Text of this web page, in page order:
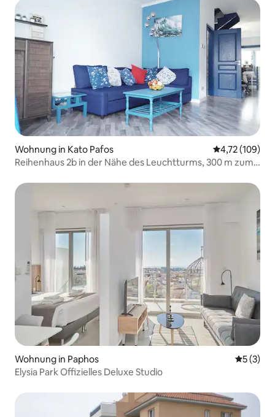
Wohnung in Kato Pafos
4,72 (109)
Reihenhaus 2b in der Nähe des Leuchtturms, 300 m zum
Wohnung in Paphos
5 (3)
Elysia Park Offizielles Deluxe Studio